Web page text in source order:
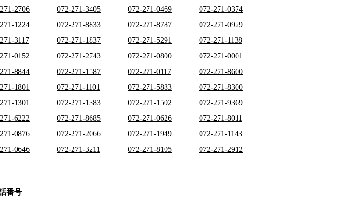
2706 072-271-3405 072-271-0469
072-271-0374
1224 072-271-8833 072-271-8787
072-271-0929
3117 072-271-1837 072-271-5291
072-271-1138
0152 072-271-2743 072-271-0800
072-271-0001
8844 072-271-1587 072-271-0117
072-271-8600
1801 072-271-1101 072-271-5883
072-271-8300
1301 072-271-1383 072-271-1502
072-271-9369
6222 072-271-8685 072-271-0626
072-271-8011
0876 072-271-2066 072-271-1949
072-271-1143
0646 072-271-3211 072-271-8105 072-271-2912
番号